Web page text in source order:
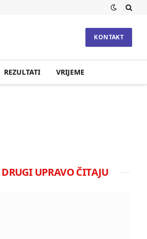
KONTAKT
REZULTATI VRIJEME
DRUGI UPRAVO ČITAJU